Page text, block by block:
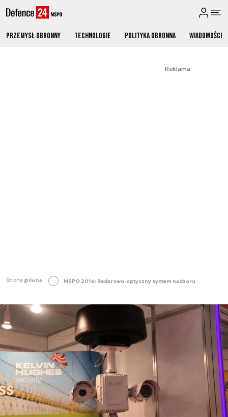
Przemysł obronny Technologie Polityka obronna Wiadomości
Reklama
Strona główna MSPO 2016: Radarowo-optyczny system nadzoru